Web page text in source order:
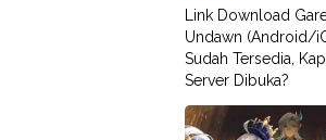
Link Download
Undawn (Android/
Sudah Tersedia,
Server Dibuka?